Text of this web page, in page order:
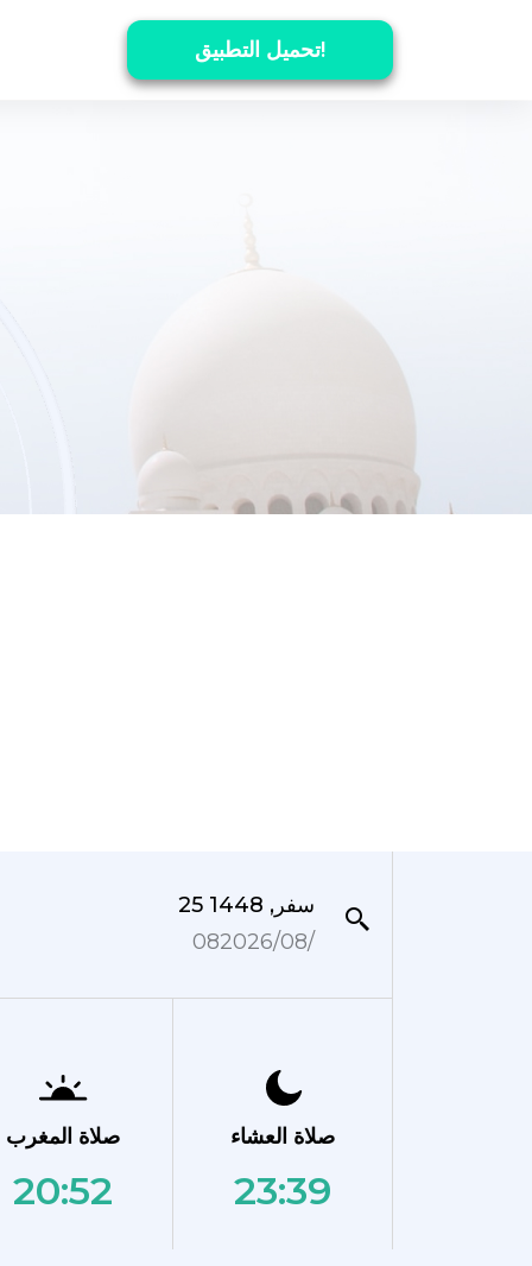
تحميل التطبيق!
25 سفر, 1448
08‏/08‏/2026
صلاة المغرب
20:52
صلاة العشاء
23:39